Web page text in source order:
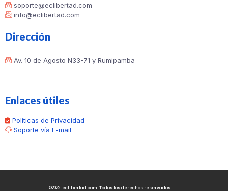
soporte@eclibertad.com
info@eclibertad.com
Dirección
Av. 10 de Agosto N33-71 y Rumipamba
Enlaces útiles
Políticas de Privacidad
Soporte vía E-mail
©2022. eclibertad.com. Todos los derechos reservados